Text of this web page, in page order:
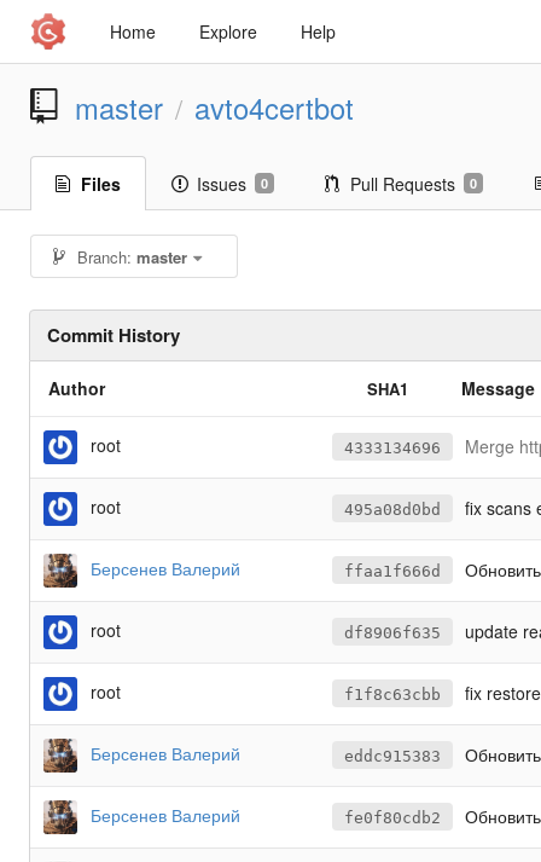
Home Explore Help
master / avto4certbot
Files Issues 0 Pull Requests 0
Branch: master
Commit History
Author SHA1 Message
root 4333134696 Merge
root 495a08d0bd fix scans
Берсенев Валерий ffaa1f666d
root df8906f635 update
root f1f8c63cbb fix
Берсенев Валерий eddc915383
Берсенев Валерий fe0f80cdb2